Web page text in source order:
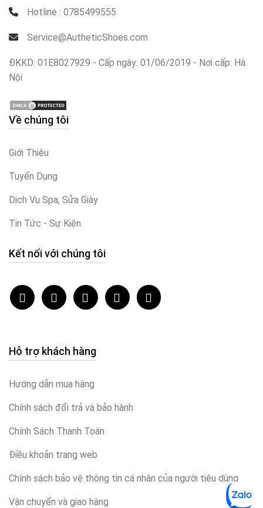
Hotline : 0785499555
Service@AutheticShoes.com
ĐKKD: 01E8027929 - Cấp ngày: 01/06/2019 - Nơi cấp: Hà
Nội
Về chúng tôi
Giới Thiệu
Tuyển Dụng
Dịch Vụ Spa, Sửa Giày
Tin Tức - Sự Kiện
Kết nối với chúng tôi
Hỗ trợ khách hàng
Hướng dẫn mua hàng
Chính sách đổi trả và bảo hành
Chính Sách Thanh Toán
Điều khoản trang web
Chính sách bảo vệ thông tin cá nhân của người tiêu dùng
Vận chuyển và giao hàng